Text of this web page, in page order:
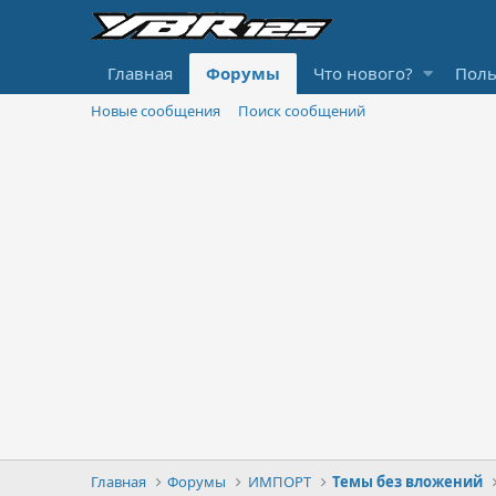
Главная Форумы Что нового?
Новые сообщения Поиск сообщений
Главная Форумы ИМПОРТ Темы без вложений